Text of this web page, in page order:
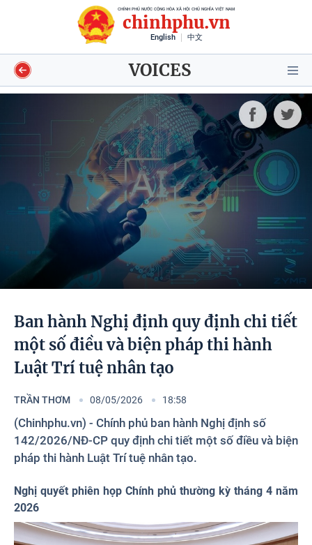
CHÍNH PHỦ NƯỚC CỘNG HÒA XÃ HỘI CHỦ NGHĨA VIỆT NAM
chinhphu.vn
English 中文
VOICES
Voices
Shorts video
Longform
Infographics
Photos
Ban hành Nghị định quy định chi tiết
một số điều và biện pháp thi hành
Luật Trí tuệ nhân tạo
TRẦN THƠM 08/05/2026 18:58
(Chinhphu.vn) - Chính phủ ban hành Nghị định số
142/2026/NĐ-CP quy định chi tiết một số điều và biện
pháp thi hành Luật Trí tuệ nhân tạo.
Nghị quyết phiên họp Chính phủ thường kỳ tháng 4 năm
2026